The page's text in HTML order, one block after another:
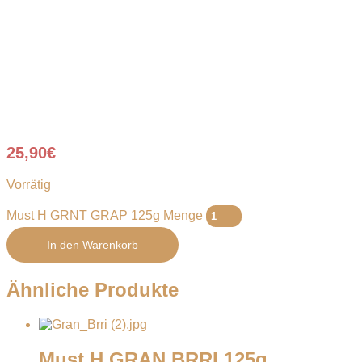
25,90€
Vorrätig
Must H GRNT GRAP 125g Menge
In den Warenkorb
Ähnliche Produkte